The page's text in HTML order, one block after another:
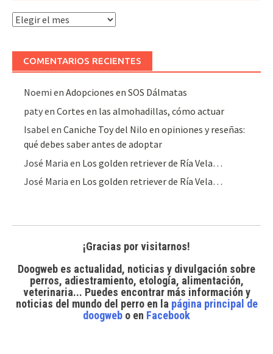
Archivo
artículos
COMENTARIOS RECIENTES
Noemi enAdopciones en SOS Dálmatas
patyenCortes en las almohadillas, cómo actuar
Isabel enCaniche Toy del Nilo en opiniones y reseñas:
qué debes saber antes de adoptar
José Maria en Los golden retriever de Ría Vela…
José Maria en Los golden retriever de Ría Vela…
¡Gracias por visitarnos!
Doogweb es actualidad, noticias y divulgación sobre
perros, adiestramiento, etología, alimentación,
veterinaria... Puedes encontrar más información y
noticias del mundo del perroen la página principal de
doogweb o en Facebook